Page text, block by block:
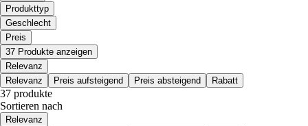
Produkttyp
Geschlecht
Preis
37 Produkte anzeigen
Relevanz
Relevanz
Preis aufsteigend Preis absteigend Rabatt
37 produkte
Sortieren nach
Relevanz